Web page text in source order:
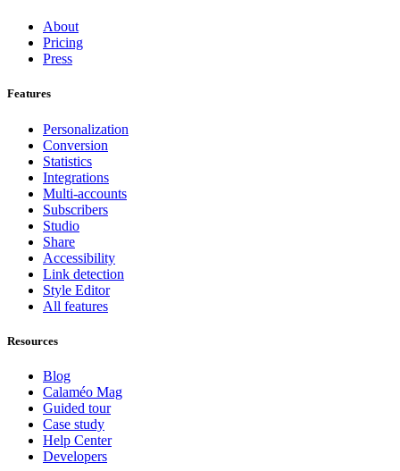
About
Pricing
Press
Features
Personalization
Conversion
Statistics
Integrations
Multi-accounts
Subscribers
Studio
Share
Accessibility
Link detection
Style Editor
All features
Resources
Blog
Calaméo Mag
Guided tour
Case study
Help Center
Developers